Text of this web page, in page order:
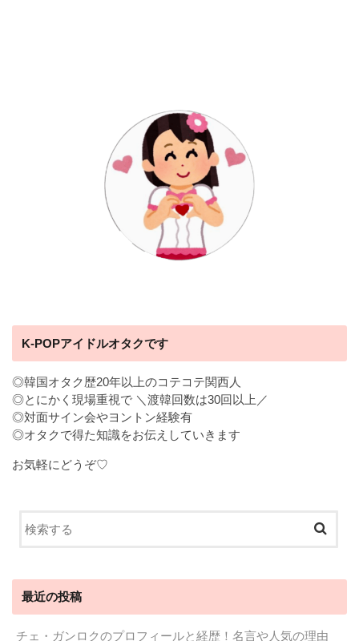
K-POPアイドルオタクです
◎韓国オタク歴20年以上のコテコテ関西人
◎とにかく現場重視で ＼渡韓回数は30回以上／
◎対面サイン会やヨントン経験有
◎オタクで得た知識をお伝えしていきます
お気軽にどうぞ♡
最近の投稿
チェ・ガンロクのプロフィールと経歴！名言や人気の理由